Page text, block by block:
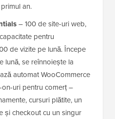
an.
– 100 de site-uri web,
pentru
de vizite pe lună. Începe
lună, se reînnoiește la
automat WooCommerce
uri pentru comerț –
cursuri plătite, un
și checkout cu un singur